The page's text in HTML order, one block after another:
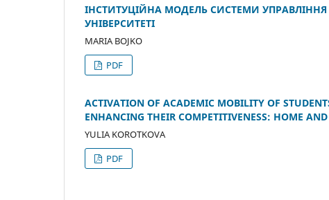
ІНСТИТУЦІЙНА МОДЕЛЬ СИСТЕМИ УПРАВЛІННЯ
УНІВЕРСИТЕТІ
MARIA BOJKO
PDF
ACTIVATION OF ACADEMIC MOBILITY OF
ENHANCING THEIR COMPETITIVENESS: HOME AND
YULIA KOROTKOVA
PDF